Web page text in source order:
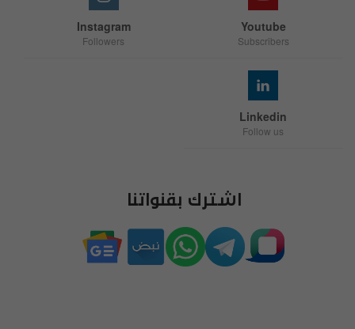
Youtube
Subscribers
Instagram
Followers
Linkedin
Follow us
اشترك بقنواتنا